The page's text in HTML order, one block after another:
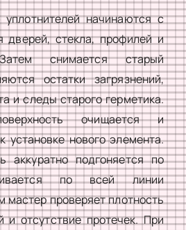
начинаются с
дверей, стекла, профилей и
снимается старый
остатки загрязнений,
и следы старого герметика.
очищается и
установке нового элемента.
аккуратно подгоняется по
по всей линии
мастер проверяет плотность
и отсутствие протечек. При